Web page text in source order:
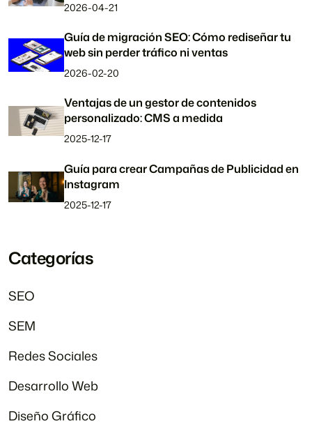
2026-04-21
Guía de migración SEO: Cómo rediseñar tu
web sin perder tráfico ni ventas
2026-02-20
Ventajas de un gestor de contenidos
personalizado: CMS a medida
2025-12-17
Guía para crear Campañas de Publicidad en
Instagram
2025-12-17
Categorías
SEO
SEM
Redes Sociales
Desarrollo Web
Diseño Gráfico